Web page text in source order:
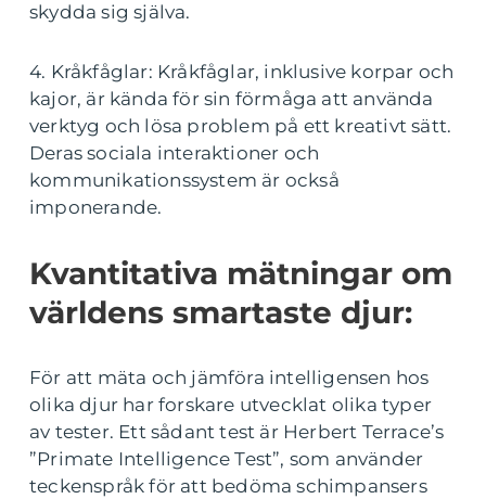
skydda sig själva.
4. Kråkfåglar: Kråkfåglar, inklusive korpar och
kajor, är kända för sin förmåga att använda
verktyg och lösa problem på ett kreativt sätt.
Deras sociala interaktioner och
kommunikationssystem är också
imponerande.
Kvantitativa mätningar om
världens smartaste djur:
För att mäta och jämföra intelligensen hos
olika djur har forskare utvecklat olika typer
av tester. Ett sådant test är Herbert Terrace’s
”Primate Intelligence Test”, som använder
teckenspråk för att bedöma schimpansers